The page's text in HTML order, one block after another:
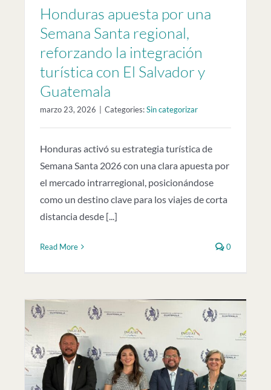
Honduras apuesta por una
Semana Santa regional,
reforzando la integración
turística con El Salvador y
Guatemala
marzo 23, 2026 Categories:Sin categorizar
Honduras activó su estrategia turística de
Semana Santa 2026 con una clara apuesta por
el mercado intrarregional, posicionándose
como un destino clave para los viajes de corta
distancia desde [...]
Read More 0